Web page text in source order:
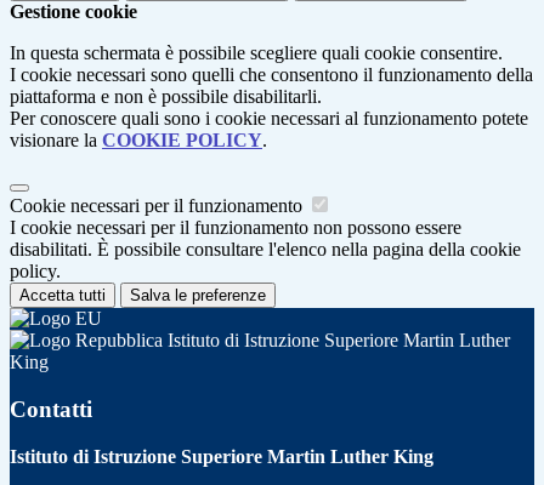
Gestione cookie
In questa schermata è possibile scegliere quali cookie consentire.
I cookie necessari sono quelli che consentono il funzionamento della
piattaforma e non è possibile disabilitarli.
Per conoscere quali sono i cookie necessari al funzionamento potete
visionare la COOKIE POLICY.
Cookie necessari per il funzionamento
I cookie necessari per il funzionamento non possono essere
disabilitati. È possibile consultare l'elenco nella pagina della cookie
policy.
Accetta tutti Salva le preferenze
Istituto di Istruzione Superiore Martin Luther
King
Contatti
Istituto di Istruzione Superiore Martin Luther King